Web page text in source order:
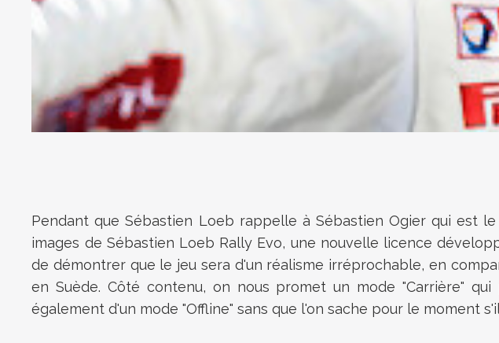
Pendant que Sébastien Loeb rappelle à Sébastien Ogier qui est
images de Sébastien Loeb Rally Evo, une nouvelle licence
de démontrer que le jeu sera d'un réalisme irréprochable, en
en Suède. Côté contenu, on nous promet un mode "Carrière"
également d'un mode "Offline" sans que l'on sache pour le moment